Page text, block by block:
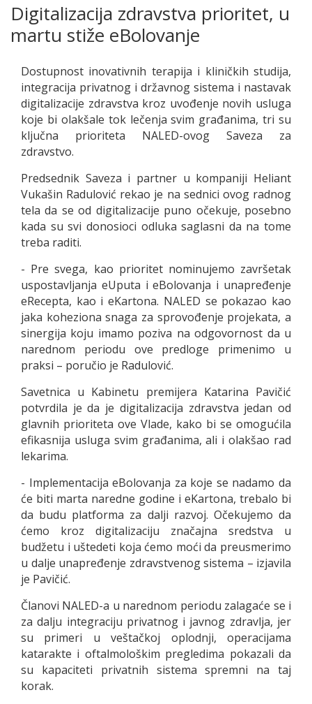
Digitalizacija zdravstva prioritet, u
martu stiže eBolovanje
Dostupnost inovativnih terapija i kliničkih studija,
integracija privatnog i državnog sistema i nastavak
digitalizacije zdravstva kroz uvođenje novih usluga
koje bi olakšale tok lečenja svim građanima, tri su
ključna prioriteta NALED-ovog Saveza za
zdravstvo.
Predsednik Saveza i partner u kompaniji Heliant
Vukašin Radulović rekao je na sednici ovog radnog
tela da se od digitalizacije puno očekuje, posebno
kada su svi donosioci odluka saglasni da na tome
treba raditi.
- Pre svega, kao prioritet nominujemo završetak
uspostavljanja eUputa i eBolovanja i unapređenje
eRecepta, kao i eKartona. NALED se pokazao kao
jaka koheziona snaga za sprovođenje projekata, a
sinergija koju imamo poziva na odgovornost da u
narednom periodu ove predloge primenimo u
praksi – poručio je Radulović.
Savetnica u Kabinetu premijera Katarina Pavičić
potvrdila je da je digitalizacija zdravstva jedan od
glavnih prioriteta ove Vlade, kako bi se omogućila
efikasnija usluga svim građanima, ali i olakšao rad
lekarima.
- Implementacija eBolovanja za koje se nadamo da
će biti marta naredne godine i eKartona, trebalo bi
da budu platforma za dalji razvoj. Očekujemo da
ćemo kroz digitalizaciju značajna sredstva u
budžetu i uštedeti koja ćemo moći da preusmerimo
u dalje unapređenje zdravstvenog sistema – izjavila
je Pavičić.
Članovi NALED-a u narednom periodu zalagaće se i
za dalju integraciju privatnog i javnog zdravlja, jer
su primeri u veštačkoj oplodnji, operacijama
katarakte i oftalmološkim pregledima pokazali da
su kapaciteti privatnih sistema spremni na taj
korak.